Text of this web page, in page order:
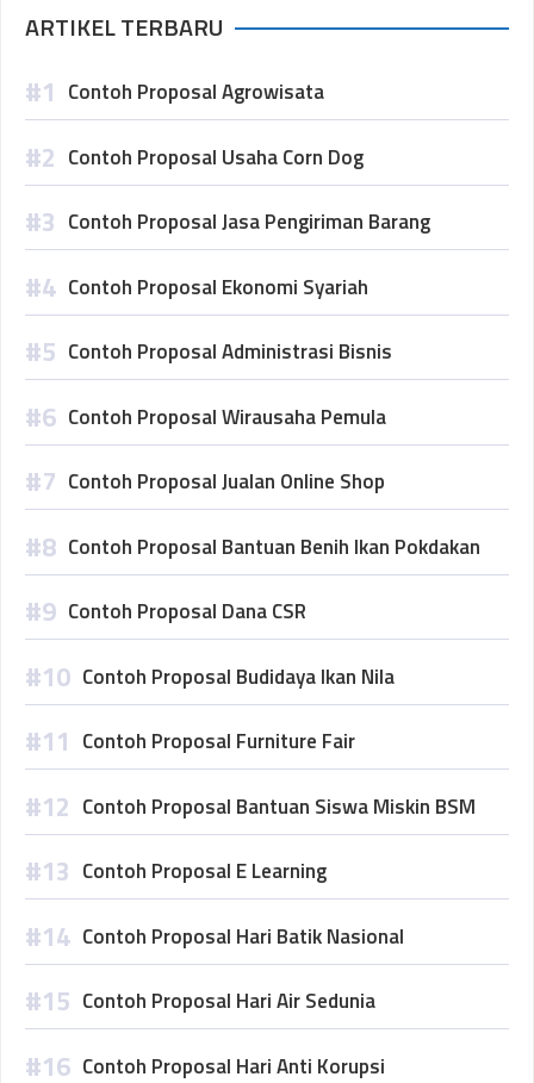
ARTIKEL TERBARU
Contoh Proposal Agrowisata
Contoh Proposal Usaha Corn Dog
Contoh Proposal Jasa Pengiriman Barang
Contoh Proposal Ekonomi Syariah
Contoh Proposal Administrasi Bisnis
Contoh Proposal Wirausaha Pemula
Contoh Proposal Jualan Online Shop
Contoh Proposal Bantuan Benih Ikan Pokdakan
Contoh Proposal Dana CSR
Contoh Proposal Budidaya Ikan Nila
Contoh Proposal Furniture Fair
Contoh Proposal Bantuan Siswa Miskin BSM
Contoh Proposal E Learning
Contoh Proposal Hari Batik Nasional
Contoh Proposal Hari Air Sedunia
Contoh Proposal Hari Anti Korupsi